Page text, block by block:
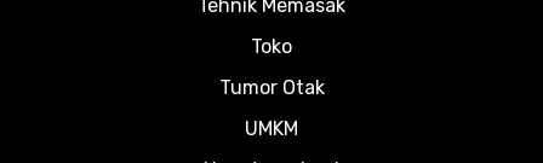
Tehnik Memasak
Toko
Tumor Otak
UMKM